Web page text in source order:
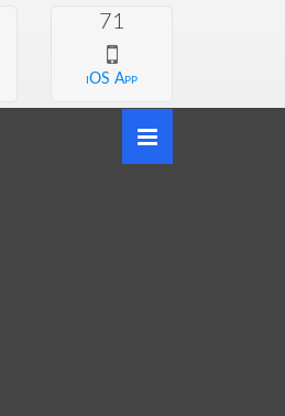
71
iOS App